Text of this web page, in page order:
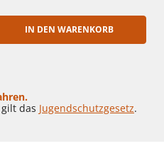
IN DEN WARENKORB
das Jugendschutzgesetz.